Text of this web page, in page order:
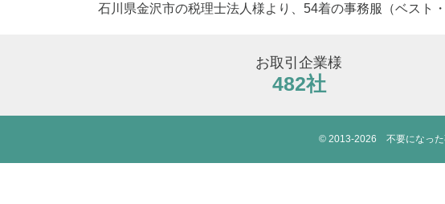
石川県金沢市の税理士法人様より、54着の事務服（ベスト
お取引企業様
482社
© 2013-2026 不要になっ